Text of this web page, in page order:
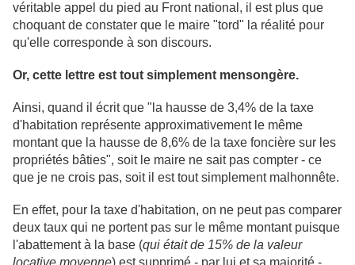
véritable appel du pied au Front national, il est plus que
choquant de constater que le maire "tord" la réalité pour
qu'elle corresponde à son discours.
Or, cette lettre est tout simplement mensongère.
Ainsi, quand il écrit que "la hausse de 3,4% de la taxe
d'habitation représente approximativement le même
montant que la hausse de 8,6% de la taxe foncière sur les
propriétés bâties", soit le maire ne sait pas compter - ce
que je ne crois pas, soit il est tout simplement malhonnête.
En effet, pour la taxe d'habitation, on ne peut pas comparer
deux taux qui ne portent pas sur le même montant puisque
l'abattement à la base (qui était de 15% de la valeur